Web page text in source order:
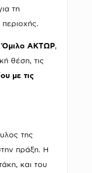
τη
περιοχής.
Όμιλο ΑΚΤΩΡ,
θέση, τις
με τις
της
πράξη. Η
και του